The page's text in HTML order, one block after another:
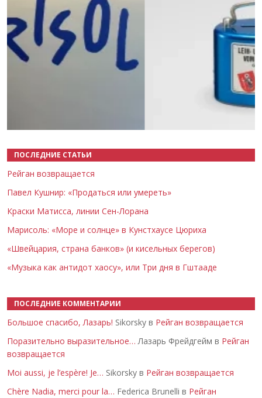
ПОСЛЕДНИЕ СТАТЬИ
Рейган возвращается
Павел Кушнир: «Продаться или умереть»
Краски Матисса, линии Сен-Лорана
Марисоль: «Море и солнце» в Кунстхаусе Цюриха
«Швейцария, страна банков» (и кисельных берегов)
«Музыка как антидот хаосу», или Три дня в Гштааде
ПОСЛЕДНИЕ КОММЕНТАРИИ
Большое спасибо, Лазарь! Sikorsky в Рейган возвращается
Поразительно выразительное… Лазарь Фрейдгейм в Рейган
возвращается
Moi aussi, je l’espère! Je… Sikorsky в Рейган возвращается
Chère Nadia, merci pour la… Federica Brunelli в Рейган